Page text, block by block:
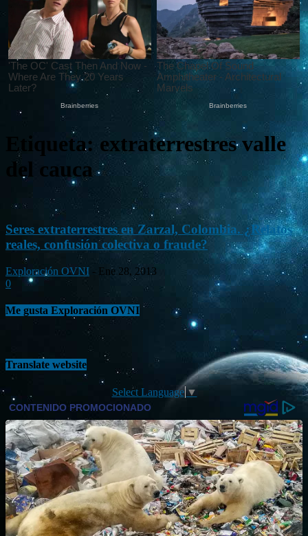
Etiqueta: extraterrestres valle
del cauca
Seres extraterrestres en Zarzal, Colombia. ¿Relatos
reales, confusión colectiva o fraude?
Exploración OVNI - Ene 28, 2013
0
Me gusta Exploración OVNI
Translate website
Select Language ▼